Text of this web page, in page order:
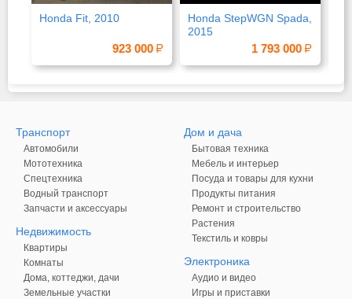
Honda Fit, 2010
923 000
Honda StepWGN Spada,
2015
1 793 000
Транспорт
Автомобили
Мототехника
Спецтехника
Водный транспорт
Запчасти и аксессуары
Недвижимость
Квартиры
Комнаты
Дома, коттеджи, дачи
Земельные участки
Дом и дача
Бытовая техника
Мебель и интерьер
Посуда и товары для кухни
Продукты питания
Ремонт и строительство
Растения
Текстиль и ковры
Электроника
Аудио и видео
Игры и приставки